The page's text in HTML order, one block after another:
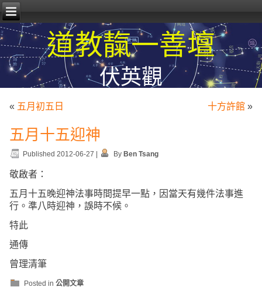
道教靝一善壇
伏英觀
« 五月初五日 十方許館»
五月十五迎神
Published 2012-06-27 | By Ben Tsang
敬啟者：
五月十五晚迎神法事時間提早一點，因當天有幾件法事進
行。準八時迎神，誤時不候。
特此
通傳
曾理清筆
Posted in 公開文章